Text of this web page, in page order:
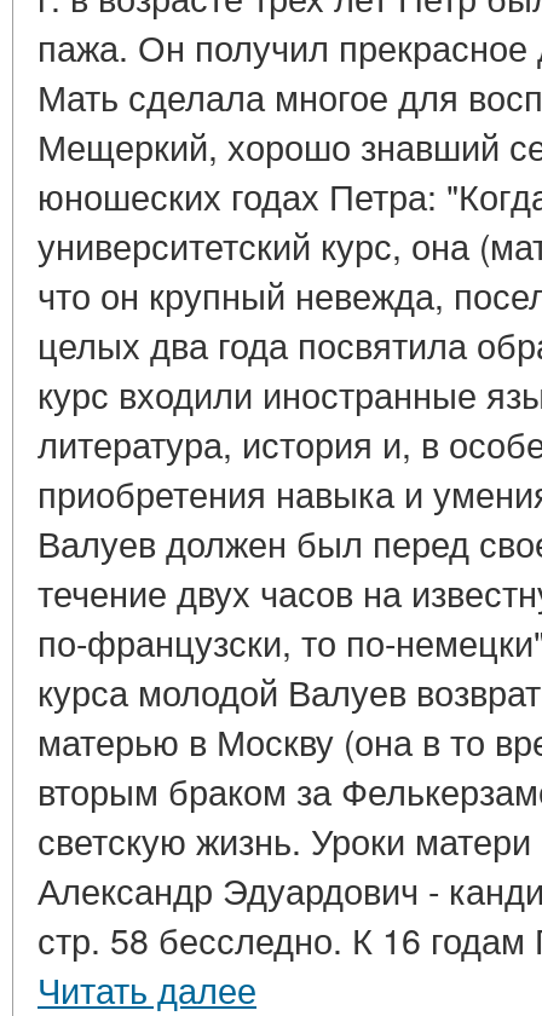
пажа. Он получил
Мать сделала многое для
Мещеркий, хорошо знавший
юношеских годах Петра:
университетский курс, она
что он крупный невежда,
целых два года посвятила
курс входили иностранные
литература, история и, в
приобретения навыка и
Валуев должен был перед
течение двух часов на
по-французски, то по-
курса молодой Валуев
матерью в Москву (она в то
вторым браком за
светскую жизнь. Уроки
Александр Эдуардович -
стр. 58 бесследно. К 16
Читать далее